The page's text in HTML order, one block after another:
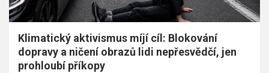
Klimatický aktivismus míjí cíl: Blokování
dopravy a ničení obrazů lidi nepřesvědčí, jen
prohloubí příkopy